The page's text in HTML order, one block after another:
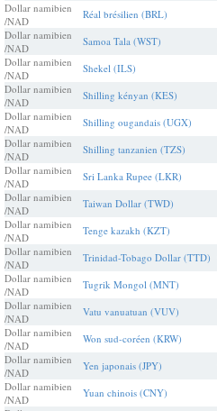
Dollar namibien
/NAD
Réal brésilien (BRL)
Dollar namibien
/NAD
Samoa Tala (WST)
Dollar namibien
/NAD
Shekel (ILS)
Dollar namibien
/NAD
Shilling kényan (KES)
Dollar namibien
/NAD
Shilling ougandais (UGX)
Dollar namibien
/NAD
Shilling tanzanien (TZS)
Dollar namibien
/NAD
Sri Lanka Rupee (LKR)
Dollar namibien
/NAD
Taiwan Dollar (TWD)
Dollar namibien
/NAD
Tenge kazakh (KZT)
Dollar namibien
/NAD
Trinidad-Tobago Dollar (TTD)
Dollar namibien
/NAD
Tugrik Mongol (MNT)
Dollar namibien
/NAD
Vatu vanuatuan (VUV)
Dollar namibien
/NAD
Won sud-coréen (KRW)
Dollar namibien
/NAD
Yen japonais (JPY)
Dollar namibien
/NAD
Yuan chinois (CNY)